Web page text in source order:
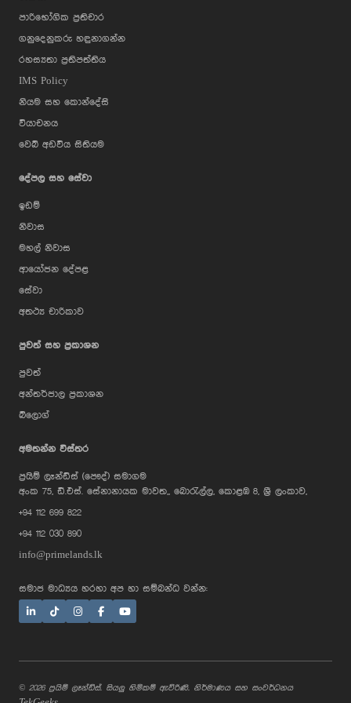
පාරිභෝගික ප්‍රතිචාර
ගනුදෙනුකරු හඳුනාගන්න
රහස්‍යතා ප්‍රතිපත්තිය
IMS Policy
නියම සහ කොන්දේසි
වියාචනය
වෙබ් අඩවිය සිතියම
දේපල සහ සේවා
ඉඩම්
නිවාස
මහල් නිවාස
ආයෝජන දේපළ
සේවා
අතථ්‍ය චාරිකාව
පුවත් සහ ප්‍රකාශන
පුවත්
අන්තර්ජාල ප්‍රකාශන
බ්ලොග්
අමතන්න විස්තර
ප්‍රයිම් ලෑන්ඩ්ස් (පෞද්) සමාගම
අංක 75, ඩී.එස්. සේනානායක මාවත,, බොරැල්ල, කොළඹ 8, ශ්‍රී ලංකාව,
+94 112 699 822
+94 112 030 890
info@primelands.lk
සමාජ මාධ්‍යය හරහා අප හා සම්බන්ධ වන්න:
© 2026 ප්‍රයිම් ලෑන්ඩ්ස්. සියලු හිමිකම් ඇවිරිණි. නිර්මාණය සහ සංවර්ධනය
AI Assistant
with me, or simply type your
message below and I'll be happy to